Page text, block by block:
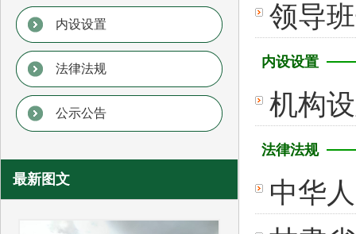
内设设置
法律法规
公示公告
最新图文
领导
内设设置
机构
法律法规
中华